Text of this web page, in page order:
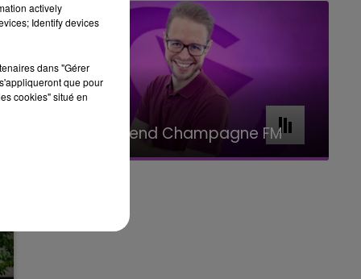
Le week-end Champagne FM
actively
Identify devices
dans "Gérer
que pour
cookies" situé en